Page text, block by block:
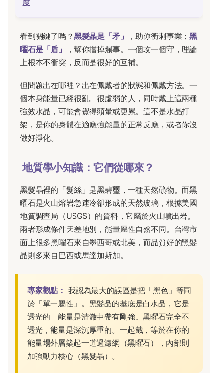
度
看到關鍵了嗎？ 黑髮晶是「矛」 ，助你衝刺事業；黑
曜石是「盾」
，幫你擋掉爛事。一個攻一個守，理論
上根本不衝突，反而是很好的互補。
但問題出在哪裡？出在佩戴者的狀態和佩戴方法。一
個本身能量已經很亂、很虛弱的人，同時戴上這兩種
強效水晶，可能會覺得頭暈或更累。這不是水晶打
架，是你的身體在適應強能量的正常反應，或者你沒
做好淨化。
地質學小知識：它們從哪來？
黑髮晶裡的「髮絲」是黑碧璽，一種天然礦物。而黑
曜石是火山熔岩急速冷卻形成的天然玻璃，根據美國
地質調查局（USGS）的資料，它屬於火山噴出岩。
兩者形成條件天差地別，能量屬性自然不同。台灣市
面上很多黑曜石來自墨西哥或北美，而品質好的黑髮
晶則多來自巴西或馬達加斯加。
專家觀點： 我認為最大的誤區是把「黑色」等同
於「單一屬性」。黑髮晶的基底是白水晶，它是
透光的，能量是清澈中帶有剛強。黑曜石完全不
透光，能量是深沉厚重的。一起戴，等於在你的
能量場外層築起一道過濾網（黑曜石），內部則
加強動力核心（黑髮晶）。